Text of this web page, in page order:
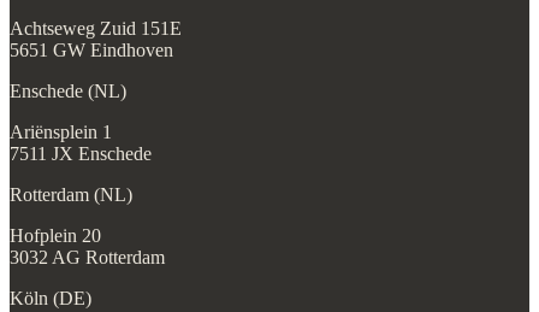
Achtseweg Zuid 151E
5651 GW Eindhoven
Enschede (NL)
Ariënsplein 1
7511 JX Enschede
Rotterdam (NL)
Hofplein 20
3032 AG Rotterdam
Köln (DE)